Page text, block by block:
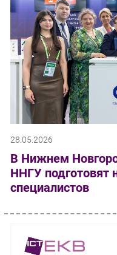
28.05.2026
В Нижнем
ННГУ подготовят
специалистов